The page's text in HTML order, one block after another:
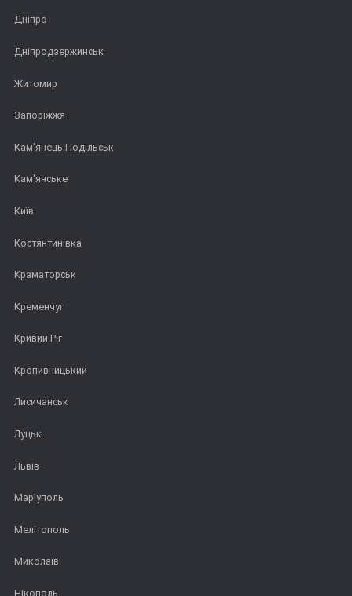
Дніпро
Дніпродзержинськ
Житомир
Запоріжжя
Кам'янець-Подільськ
Кам'янське
Київ
Костянтинівка
Краматорськ
Кременчуг
Кривий Ріг
Кропивницький
Лисичанськ
Луцьк
Львів
Маріуполь
Мелітополь
Миколаїв
Нікополь